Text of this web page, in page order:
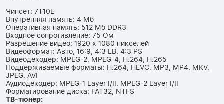
Чипсет: 7T10E
Внутренняя память: 4 Мб
Оперативная память: 512 Мб DDR3
Входное сопротивление: 75 Ом
Разрешение видео: 1920 x 1080 пикселей
Видеоформат: Авто, 16:9, 4:3 LB, 4:3 PS
Видеодекодер: MPEG-2, MPEG-4, H.264, H.265
Поддерживаемые форматы: H.264, HEVC, MP3, MP4, MKV,
JPEG, AVI
Аудиодекодер: MPEG-1 Layer I/II, MPEG-2 Layer I/II
Форматирование диска: FAT32, NTFS
ТВ-тюнер: